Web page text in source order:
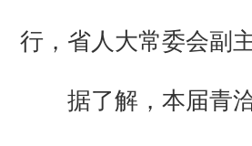
行，省人大常委会副
据了解，本届青洽